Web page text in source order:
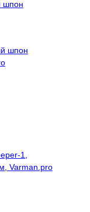
шпон
1,
Varman.pro